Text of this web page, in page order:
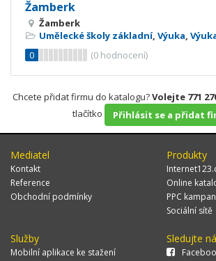
Žamberk
Žamberk
Umělecké školy základní, Výuka,
0
(0 hodnocení)
Chcete přidat firmu do katalogu?Volejte 771
tlačítko
Přihlásit se a přidat
Mediatel
Kontakt
Reference
Obchodní podmínky
Produkty
Online
PPC
Sociální sítě
Služby
Mobilní aplikace ke stažení
Sledujte